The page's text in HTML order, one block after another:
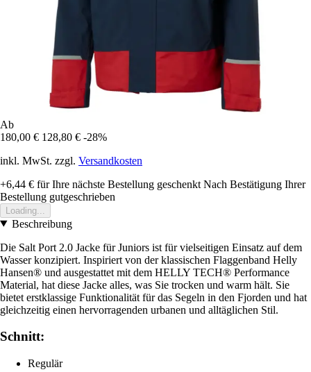
Ab
180,00 € 128,80 € -28%
inkl. MwSt. zzgl. Versandkosten
+6,44 € für Ihre nächste Bestellung geschenkt Nach Bestätigung Ihrer
Bestellung gutgeschrieben
Loading...
Beschreibung
Die Salt Port 2.0 Jacke für Juniors ist für vielseitigen Einsatz auf dem
Wasser konzipiert. Inspiriert von der klassischen Flaggenband Helly
Hansen® und ausgestattet mit dem HELLY TECH® Performance
Material, hat diese Jacke alles, was Sie trocken und warm hält. Sie
bietet erstklassige Funktionalität für das Segeln in den Fjorden und hat
gleichzeitig einen hervorragenden urbanen und alltäglichen Stil.
Schnitt:
Regulär